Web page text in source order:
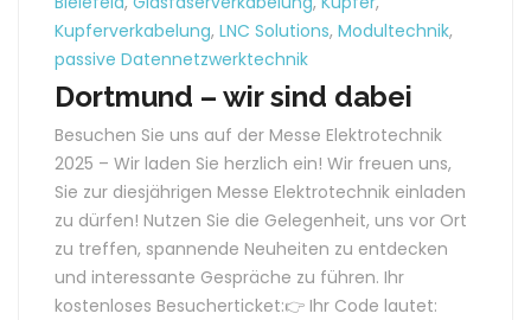
Kupferverkabelung, LNC Solutions, Modultechnik,
passive Datennetzwerktechnik
Dortmund – wir sind dabei
Besuchen Sie uns auf der Messe Elektrotechnik
2025 – Wir laden Sie herzlich ein! Wir freuen uns,
Sie zur diesjährigen Messe Elektrotechnik einladen
zu dürfen! Nutzen Sie die Gelegenheit, uns vor Ort
zu treffen, spannende Neuheiten zu entdecken
und interessante Gespräche zu führen. Ihr
kostenloses Besucherticket:👉 Ihr Code lautet: